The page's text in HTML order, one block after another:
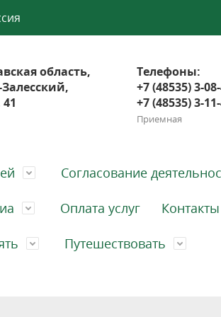
область,
Телефоны:
+7 (48535) 3-
+7 (48535) 3-
Приемная
Согласование
Оплата услуг Контакты
Путешествовать